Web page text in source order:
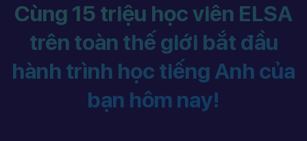
Cùng 15 triệu học viên ELSA
trên toàn thế giới bắt đầu
hành trình học tiếng Anh của
bạn hôm nay!